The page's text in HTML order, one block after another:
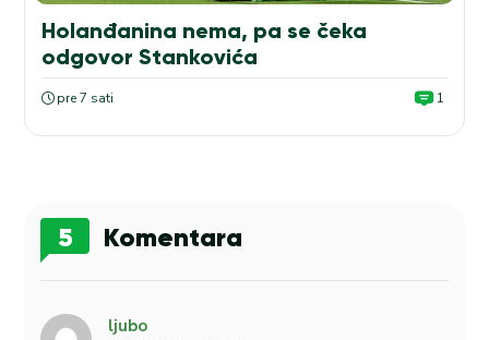
Holanđanina nema, pa se čeka
odgovor Stankovića
pre 7 sati 1
5 Komentara
ljubo